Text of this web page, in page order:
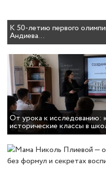
К 50-летию первого
Андиева…
От урока к исследованию:
исторические классы в